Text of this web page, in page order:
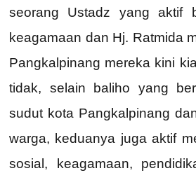
seorang Ustadz yang aktif
keagamaan dan Hj. Ratmida
Pangkalpinang mereka kini
tidak, selain baliho yang
sudut kota Pangkalpinang
warga, keduanya juga aktif
sosial, keagamaan,